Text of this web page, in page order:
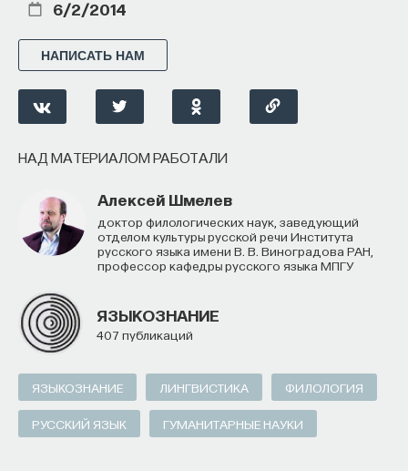
6/2/2014
НАПИСАТЬ НАМ
НАД МАТЕРИАЛОМ РАБОТАЛИ
Алексей Шмелев
доктор филологических наук, заведующий
отделом культуры русской речи Института
русского языка имени В. В. Виноградова РАН,
профессор кафедры русского языка МПГУ
ЯЗЫКОЗНАНИЕ
407 публикаций
ЯЗЫКОЗНАНИЕ ЛИНГВИСТИКА ФИЛОЛОГИЯ
РУССКИЙ ЯЗЫК ГУМАНИТАРНЫЕ НАУКИ
Наука сна: как управлять
своим сном
Внеси свой вклад в дело
просвещения!